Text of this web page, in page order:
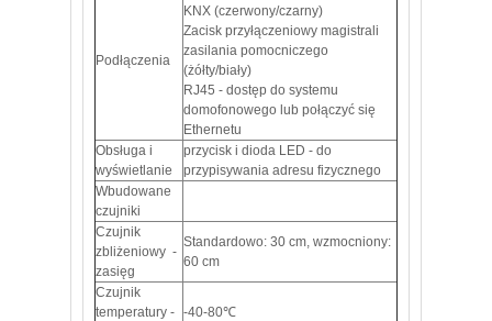
Podłączenia
KNX (czerwony/czarny)
Zacisk przyłączeniowy magistrali
zasilania pomocniczego
(żółty/biały)
RJ45 - dostęp do systemu
domofonowego lub połączyć się
Ethernetu
Obsługa i
wyświetlanie
przycisk i dioda LED - do
przypisywania adresu fizycznego
Wbudowane
czujniki
Czujnik
zbliżeniowy -
zasięg
Standardowo: 30 cm, wzmocniony:
60 cm
Czujnik
temperatury - -40-80℃